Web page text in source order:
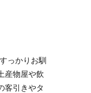
っかりお馴
産物屋や飲
客引きやタ